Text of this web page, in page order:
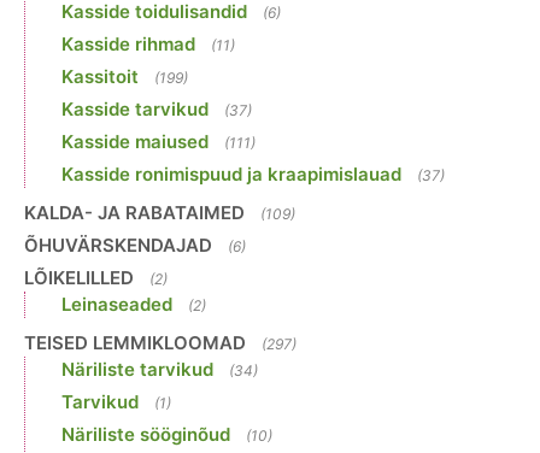
Kasside toidulisandid (6)
Kasside rihmad (11)
Kassitoit (199)
Kasside tarvikud (37)
Kasside maiused (111)
Kasside ronimispuud ja kraapimislauad (37)
KALDA- JA RABATAIMED (109)
ÕHUVÄRSKENDAJAD (6)
LÕIKELILLED (2)
Leinaseaded (2)
TEISED LEMMIKLOOMAD (297)
Näriliste tarvikud (34)
Tarvikud (1)
Näriliste sööginõud (10)